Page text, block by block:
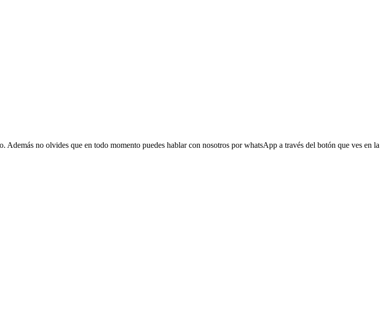
no olvides que en todo momento puedes hablar con nosotros por whatsApp a través del botón que ves en la